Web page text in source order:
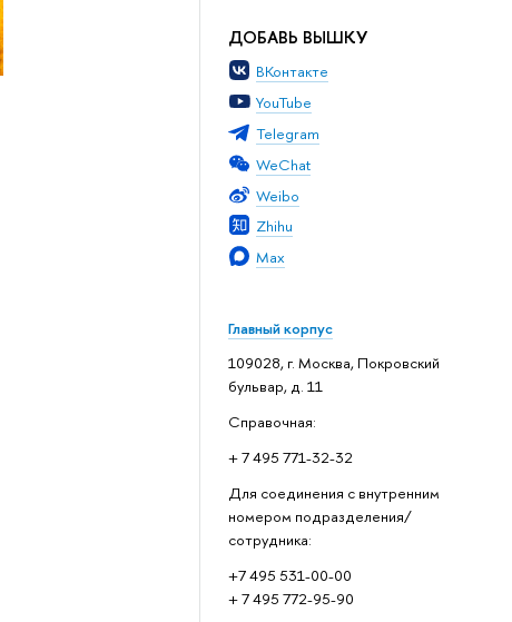
ДОБАВЬ ВЫШКУ
ВКонтакте
YouTube
Telegram
WeChat
Weibo
Zhihu
Max
Главный корпус
109028, г. Москва, Покровский
бульвар, д. 11
Справочная:
+ 7 495 771-32-32
Для соединения с внутренним
номером подразделения/
сотрудника:
+7 495 531-00-00
+ 7 495 772-95-90